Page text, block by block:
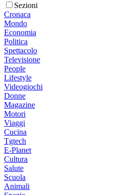
Sezioni
Cronaca
Mondo
Economia
Politica
Spettacolo
Televisione
People
Lifestyle
Videogiochi
Donne
Magazine
Motori
Viaggi
Cucina
Tgtech
E-Planet
Cultura
Salute
Scuola
Animali